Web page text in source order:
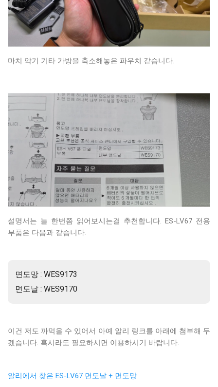
마치 악기 기타 가방을 축소해놓은 파우치 같습니다.
설명서는 늘 한번쯤 읽어보시는걸 추천합니다. ES-LV67 전용
부품은 다음과 같습니다.
면도망 : WES9173
면도날 : WES9170
이건 저도 까먹을 수 있어서 아예 알리 링크를 아래에 첨부해 두
겠습니다. 혹시라도 필요하시면 이용하시기 바랍니다.
알리에서 찾은 ES-LV67 면도날 + 면도망